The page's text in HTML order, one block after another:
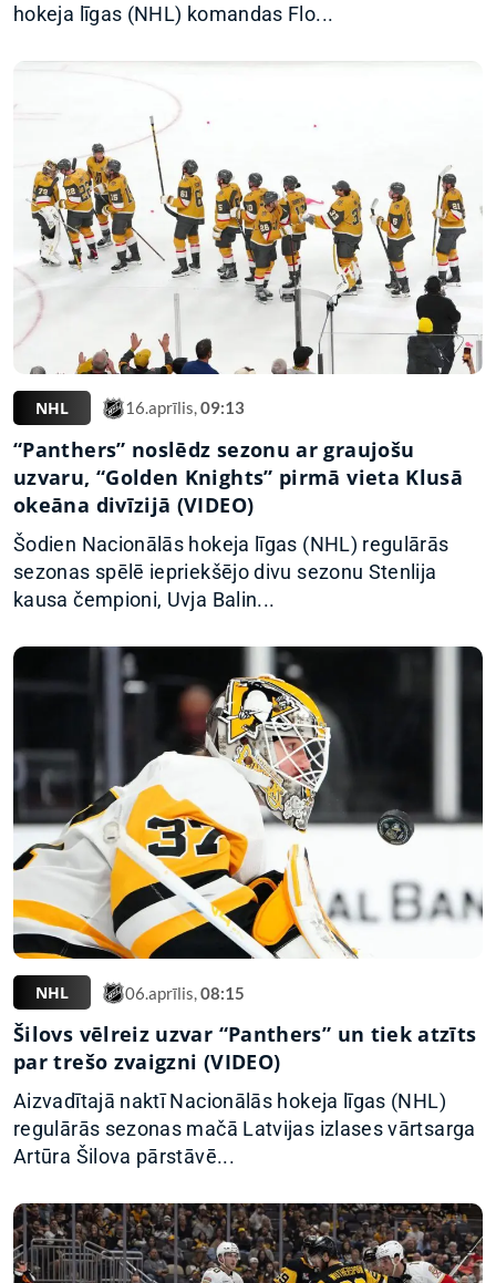
hokeja līgas (NHL) komandas Flo...
NHL 16.aprīlis,09:13
“Panthers” noslēdz sezonu ar graujošu
uzvaru, “Golden Knights” pirmā vieta Klusā
okeāna divīzijā (VIDEO)
Šodien Nacionālās hokeja līgas (NHL) regulārās
sezonas spēlē iepriekšējo divu sezonu Stenlija
kausa čempioni, Uvja Balin...
NHL 06.aprīlis,08:15
Šilovs vēlreiz uzvar “Panthers” un tiek atzīts
par trešo zvaigzni (VIDEO)
Aizvadītajā naktī Nacionālās hokeja līgas (NHL)
regulārās sezonas mačā Latvijas izlases vārtsarga
Artūra Šilova pārstāvē...